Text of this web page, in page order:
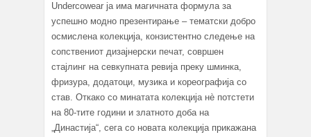
Undercowear ја има магичната формула за
успешно модно презентирање – тематски добро
осмислена колекција, конзистентно следење на
сопствениот дизајнерски печат, совршен
стајлинг на севкупната ревија преку шминка,
фризура, додатоци, музика и кореографија со
став. Откако со минатата колекција нè потстети
на 80-тите години и златното доба на
„Династија“, сега со новата колекција прикажана